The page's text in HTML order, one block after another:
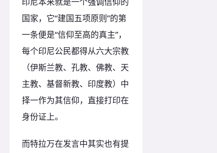
国家，它“建国五项原则”的第
一条便是“信仰至高的真主”，
每个印尼公民都得从六大宗教
（伊斯兰教、孔教、佛教、天
主教、基督新教、印度教）中
择一作为其信仰，直接打印在
身份证上。
而特拉万在发言中其实也有提